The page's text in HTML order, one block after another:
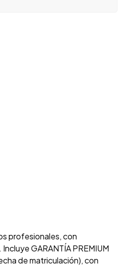
profesionales, con
GARANTÍA PREMIUM
de matriculación), con